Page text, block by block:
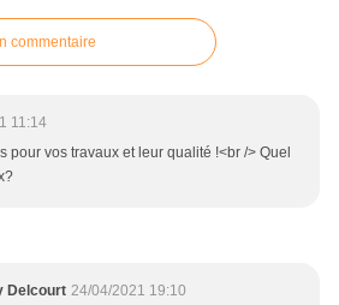
commentaire
11:14
pour vos travaux et leur qualité !<br /> Quel
Delcourt 24/04/2021 19:10